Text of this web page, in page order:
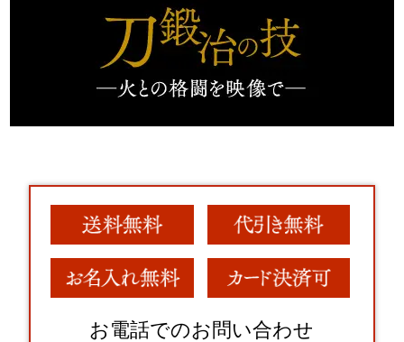
お電話でのお問い合わせ